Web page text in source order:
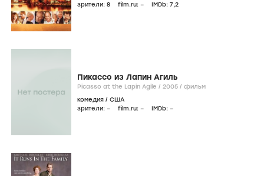
зрители: 8 film.ru: – IMDb: 7,2
Пикассо из Лапин Агиль
Picasso at the Lapin Agile / 2005 / фильм
комедия / США
зрители: – film.ru: – IMDb: –